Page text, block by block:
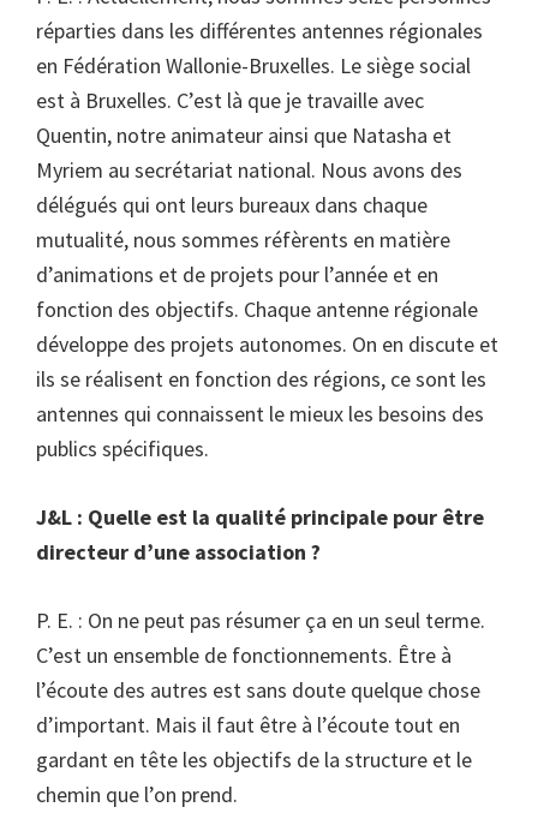
réparties dans les différentes antennes régionales
en Fédération Wallonie-Bruxelles. Le siège social
est à Bruxelles. C’est là que je travaille avec
Quentin, notre animateur ainsi que Natasha et
Myriem au secrétariat national. Nous avons des
délégués qui ont leurs bureaux dans chaque
mutualité, nous sommes réfèrents en matière
d’animations et de projets pour l’année et en
fonction des objectifs. Chaque antenne régionale
développe des projets autonomes. On en discute et
ils se réalisent en fonction des régions, ce sont les
antennes qui connaissent le mieux les besoins des
publics spécifiques.
J&L : Quelle est la qualité principale pour être
directeur d’une association ?
P. E. : On ne peut pas résumer ça en un seul terme.
C’est un ensemble de fonctionnements. Être à
l’écoute des autres est sans doute quelque chose
d’important. Mais il faut être à l’écoute tout en
gardant en tête les objectifs de la structure et le
chemin que l’on prend.